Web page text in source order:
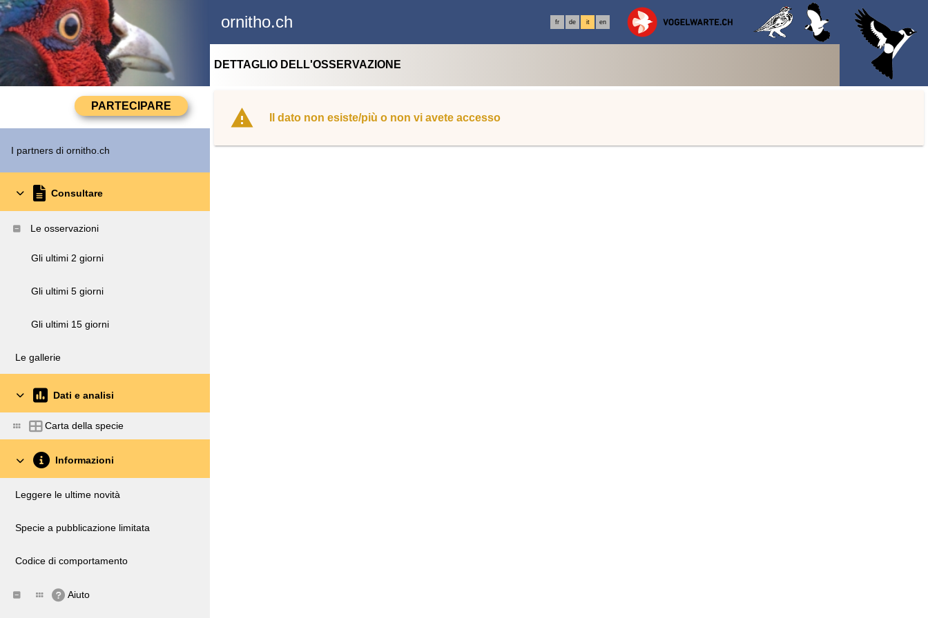
ornitho.ch fr de it en
I partners di ornitho.ch
Consultare
Le osservazioni
Gli ultimi 2 giorni
Gli ultimi 5 giorni
Gli ultimi 15 giorni
Le gallerie
Dati e analisi
Carta della specie
Informazioni
Leggere le ultime novità
Specie a pubblicazione limitata
Codice di comportamento
Aiuto
DETTAGLIO DELL'OSSERVAZIONE
Il dato non esiste/più o non vi avete accesso